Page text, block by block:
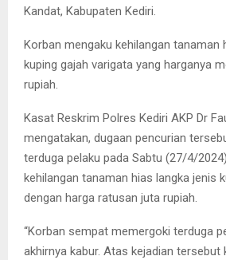
Kandat, Kabupaten Kediri.
Korban mengaku kehilangan tanaman
kuping gajah varigata yang harganya
rupiah.
Kasat Reskrim Polres Kediri AKP Dr
mengatakan, dugaan pencurian
terduga pelaku pada Sabtu (27/4/
kehilangan tanaman hias langka jenis
dengan harga ratusan juta rupiah.
“Korban sempat memergoki terduga
akhirnya kabur. Atas kejadian tersebut